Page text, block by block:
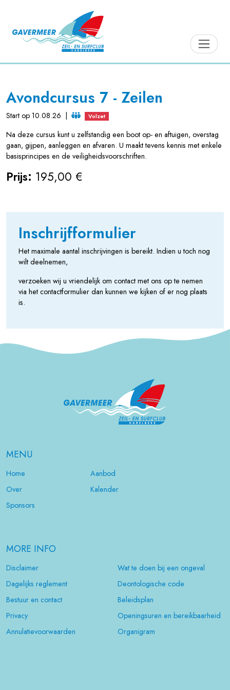
Avondcursus 7 - Zeilen
Start op 10.08.26 Volzet
Na deze cursus kunt u zelfstandig een boot op- en aftuigen, overstag
gaan, gijpen, aanleggen en afvaren. U maakt tevens kennis met enkele
basisprincipes en de veiligheidsvoorschriften.
Prijs: 195,00 €
Inschrijfformulier
Het maximale aantal inschrijvingen is bereikt. Indien u toch nog
wilt deelnemen,
verzoeken wij u vriendelijk om contact met ons op te nemen
via het contactformulier dan kunnen we kijken of er nog plaats
is.
MENU
Home
Aanbod
Over
Kalender
Sponsors
MORE INFO
Disclaimer
Wat te doen bij een ongeval
Dagelijks reglement
Deontologische code
Bestuur en contact
Beleidsplan
Privacy
Openingsuren en bereikbaarheid
Annulatievoorwaarden
Organigram